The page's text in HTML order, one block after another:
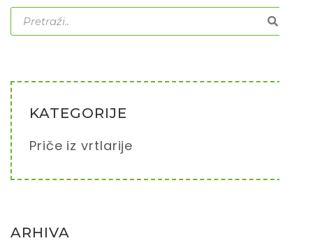
KATEGORIJE
Priče iz vrtlarije
ARHIVA